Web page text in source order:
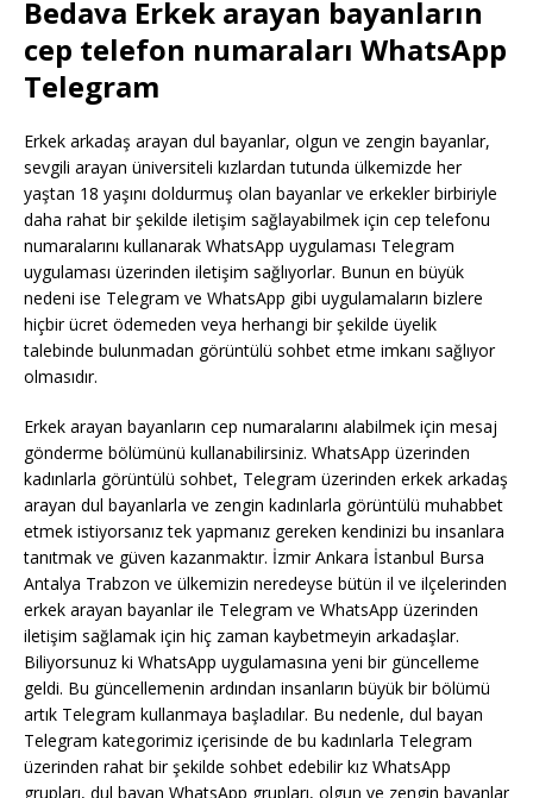
Bedava Erkek arayan bayanların
cep telefon numaraları WhatsApp
Telegram
Erkek arkadaş arayan dul bayanlar, olgun ve zengin bayanlar,
sevgili arayan üniversiteli kızlardan tutunda ülkemizde her
yaştan 18 yaşını doldurmuş olan bayanlar ve erkekler birbiriyle
daha rahat bir şekilde iletişim sağlayabilmek için cep telefonu
numaralarını kullanarak WhatsApp uygulaması Telegram
uygulaması üzerinden iletişim sağlıyorlar. Bunun en büyük
nedeni ise Telegram ve WhatsApp gibi uygulamaların bizlere
hiçbir ücret ödemeden veya herhangi bir şekilde üyelik
talebinde bulunmadan görüntülü sohbet etme imkanı sağlıyor
olmasıdır.
Erkek arayan bayanların cep numaralarını alabilmek için mesaj
gönderme bölümünü kullanabilirsiniz. WhatsApp üzerinden
kadınlarla görüntülü sohbet, Telegram üzerinden erkek arkadaş
arayan dul bayanlarla ve zengin kadınlarla görüntülü muhabbet
etmek istiyorsanız tek yapmanız gereken kendinizi bu insanlara
tanıtmak ve güven kazanmaktır. İzmir Ankara İstanbul Bursa
Antalya Trabzon ve ülkemizin neredeyse bütün il ve ilçelerinden
erkek arayan bayanlar ile Telegram ve WhatsApp üzerinden
iletişim sağlamak için hiç zaman kaybetmeyin arkadaşlar.
Biliyorsunuz ki WhatsApp uygulamasına yeni bir güncelleme
geldi. Bu güncellemenin ardından insanların büyük bir bölümü
artık Telegram kullanmaya başladılar. Bu nedenle, dul bayan
Telegram kategorimiz içerisinde de bu kadınlarla Telegram
üzerinden rahat bir şekilde sohbet edebilir kız WhatsApp
grupları, dul bayan WhatsApp grupları, olgun ve zengin bayanlar